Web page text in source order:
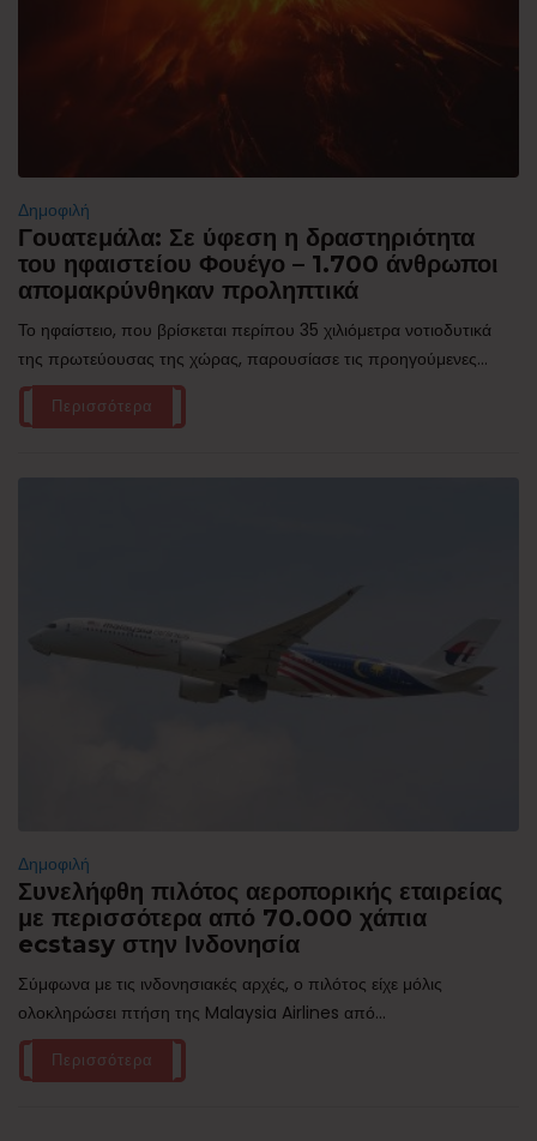
Δημοφιλή
Γουατεμάλα: Σε ύφεση η δραστηριότητα
του ηφαιστείου Φουέγο – 1.700 άνθρωποι
απομακρύνθηκαν προληπτικά
Το ηφαίστειο, που βρίσκεται περίπου 35 χιλιόμετρα νοτιοδυτικά
της πρωτεύουσας της χώρας, παρουσίασε τις προηγούμενες...
Περισσότερα
Δημοφιλή
Συνελήφθη πιλότος αεροπορικής εταιρείας
με περισσότερα από 70.000 χάπια
ecstasy στην Ινδονησία
Σύμφωνα με τις ινδονησιακές αρχές, ο πιλότος είχε μόλις
ολοκληρώσει πτήση της Malaysia Airlines από...
Περισσότερα